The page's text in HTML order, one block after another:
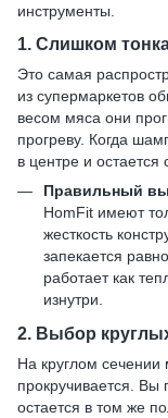
инструменты.
1. Слишком
Это самая
из супермаркетов
весом мяса они
прогреву. Когда
в центре и
Правильный
HomFit имеют
жесткость
запекается
работает как
изнутри.
2. Выбор
На круглом
прокручивается. Вы
остается в том же